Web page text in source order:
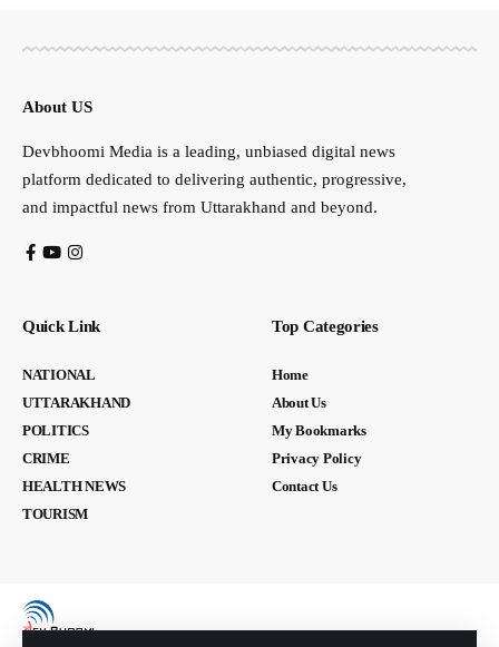
About US
Devbhoomi Media is a leading, unbiased digital news
platform dedicated to delivering authentic, progressive,
and impactful news from Uttarakhand and beyond.
Quick Link
NATIONAL
UTTARAKHAND
POLITICS
CRIME
HEALTH NEWS
TOURISM
Top Categories
Home
About Us
My Bookmarks
Privacy Policy
Contact Us